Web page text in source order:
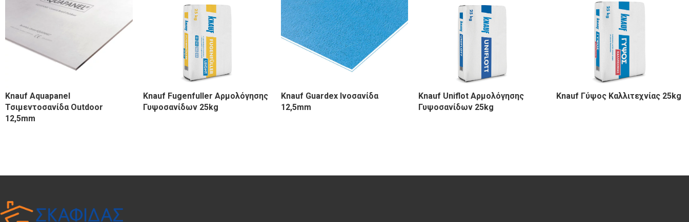
Knauf Aquapanel
Τσιμεντοσανίδα Outdoor
12,5mm
Knauf Fugenfuller Αρμολόγησης
Γυψοσανίδων 25kg
Knauf Guardex Ινοσανίδα
12,5mm
Knauf Uniflot Αρμολόγησης
Γυψοσανίδων 25kg
Knauf Γύψος Καλλιτεχνίας 25kg